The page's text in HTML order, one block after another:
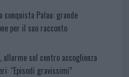
conquista Palau: grande
per il suo racconto
allarme sul centro accoglienza
“Episodi gravissimi”